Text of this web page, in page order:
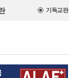
기독교판